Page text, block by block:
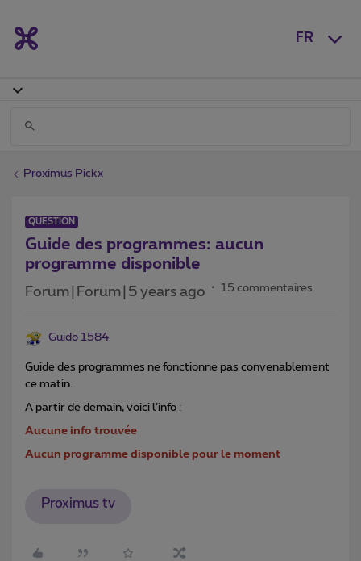
FR
Proximus Pickx
QUESTION
Guide des programmes: aucun
programme disponible
Forum|Forum|5 years ago 15 commentaires
Guido 1584
Guide des programmes ne fonctionne pas convenablement
ce matin.
A partir de demain, voici l’info :
Aucune info trouvée
Aucun programme disponible pour le moment
Proximus tv